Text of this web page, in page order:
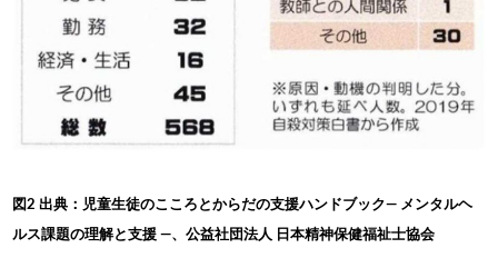
図2 出典：児童生徒のこころとからだの支援ハンドブック― メンタルヘ
ルス課題の理解と支援 ―、公益社団法人 日本精神保健福祉士協会